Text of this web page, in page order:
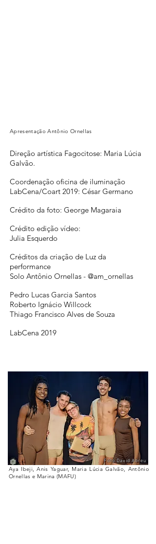
Direção artística Fagocitose: Maria Lúcia
Galvão.
Coordenação oficina de iluminação
LabCena/Coart 2019: César Germano
Crédito da foto: George Magaraia
Crédito edição vídeo:
Julia Esquerdo
Créditos da criação de Luz da
performance
Solo Antônio Ornellas - @am_ornellas
Pedro Lucas Garcia Santos
Roberto Ignácio Willcock
Thiago Francisco Alves de Souza
LabCena 2019
Apresentação Antônio Ornellas
Foto David Abreu
Aya Ibeji, Anis Yaguar, Maria Lúcia Galvão, Antônio
Ornellas e Marina (MAFU)